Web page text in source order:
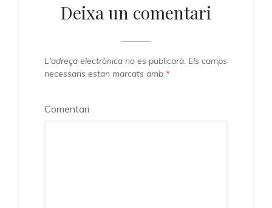
Deixa un comentari
L'adreça electrònica no es publicarà. Els camps
necessaris estan marcats amb *
Comentari